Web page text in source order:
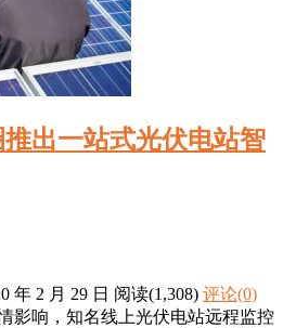
出一站式光伏电站智
年 2 月 29 日 阅读(1,308) 评论(0)
影响，知名线上光伏电站远程监控